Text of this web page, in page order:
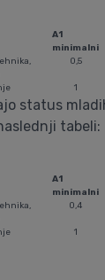
A1
minimalni
0,5
1
status
tabeli:
A1
minimalni
0,4
1